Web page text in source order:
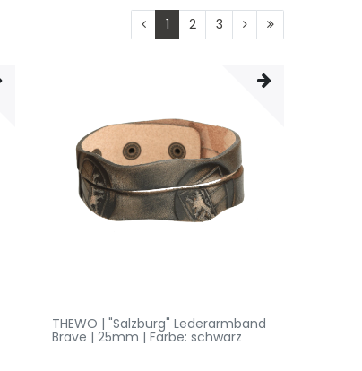
1 2 3
THEWO | "Salzburg" Lederarmband
Brave | 25mm | Farbe: schwarz